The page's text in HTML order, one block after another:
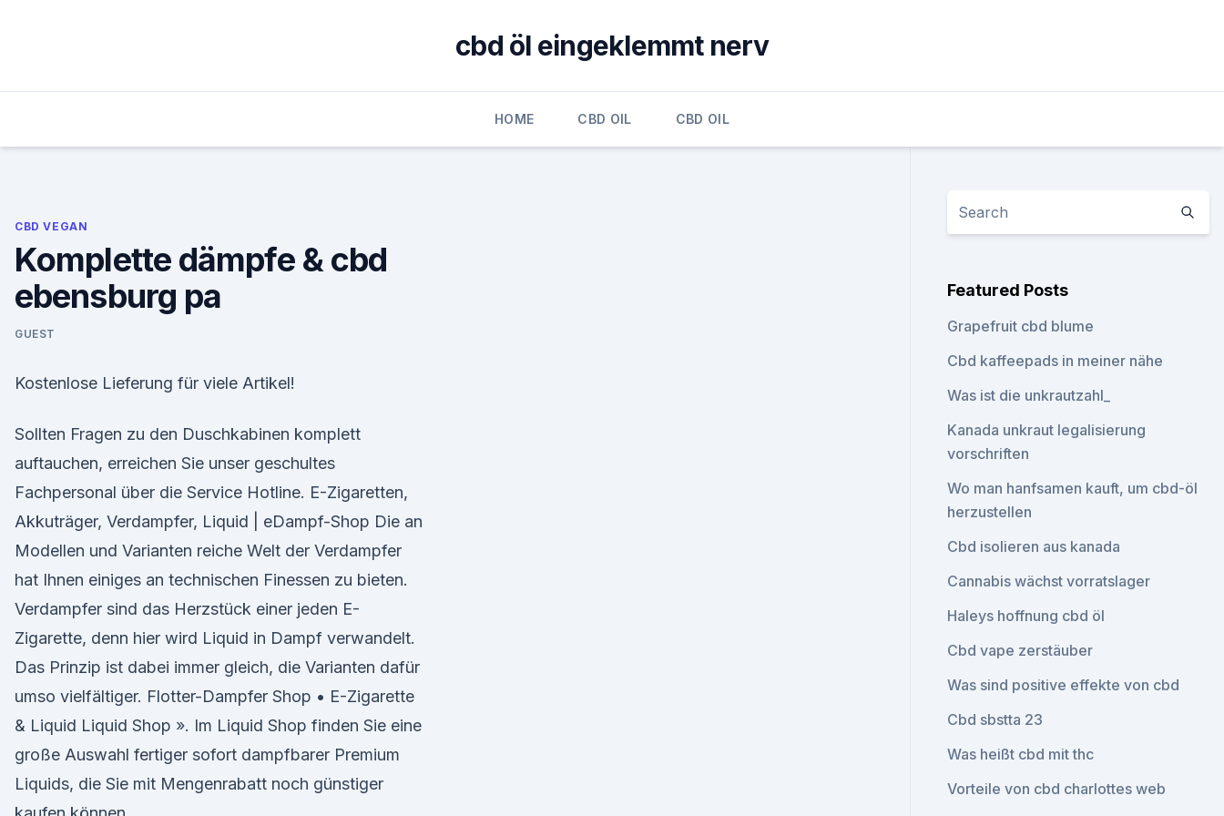
cbd öl eingeklemmt nerv
HOME CBD OIL CBD OIL
CBD VEGAN
Komplette dämpfe & cbd
ebensburg pa
GUEST
Kostenlose Lieferung für viele Artikel!
Sollten Fragen zu den Duschkabinen komplett
auftauchen, erreichen Sie unser geschultes
Fachpersonal über die Service Hotline. E-Zigaretten,
Akkuträger, Verdampfer, Liquid | eDampf-Shop Die an
Modellen und Varianten reiche Welt der Verdampfer
hat Ihnen einiges an technischen Finessen zu bieten.
Verdampfer sind das Herzstück einer jeden E-
Zigarette, denn hier wird Liquid in Dampf verwandelt.
Das Prinzip ist dabei immer gleich, die Varianten dafür
umso vielfältiger. Flotter-Dampfer Shop • E-Zigarette
& Liquid Liquid Shop ». Im Liquid Shop finden Sie eine
große Auswahl fertiger sofort dampfbarer Premium
Liquids, die Sie mit Mengenrabatt noch günstiger
Featured Posts
Grapefruit cbd blume
Cbd kaffeepads in meiner nähe
Was ist die unkrautzahl_
Kanada unkraut legalisierung
vorschriften
Wo man hanfsamen kauft, um cbd-öl
herzustellen
Cbd isolieren aus kanada
Cannabis wächst vorratslager
Haleys hoffnung cbd öl
Cbd vape zerstäuber
Was sind positive effekte von cbd
Cbd sbstta 23
Was heißt cbd mit thc
Vorteile von cbd charlottes web